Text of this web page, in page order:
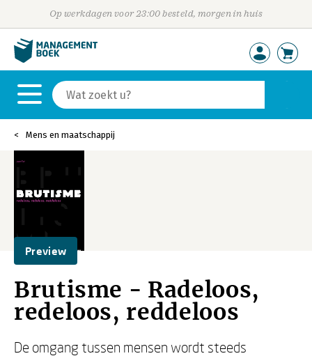
Op werkdagen voor 23:00 besteld, morgen in huis
Mens en maatschappij
Preview
Brutisme - Radeloos,
redeloos, reddeloos
De omgang tussen mensen wordt steeds